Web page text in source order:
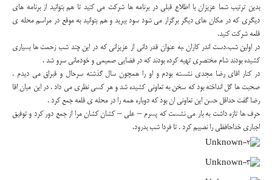
بدین ترتیب شما عزیزان با اطلاع قبلی در برنامه ها شرکت می کنید تا هم بتوانید از برنامه های
دیگری که در مکان های دیگر برگزار می شود سود ببرید و هم بتوانید به موقع در مراسم محله ی
قلعه شرکت کنید.
در اولین شب،دست اندر کاران ،به عنوان قدر دانی از عزیزانی که در این چند شب زحمت ها بسیاری
کشیده بودند شام مختصری تهیه کرده بودند که در فضایی صمیمی و خودمانی سرو شد .
در کنار اقای رضا مجدی نشسته بودم و او را همچون سال گذشته سرحال و قبراق می دیدم .
صحبت ها گل انداخته بود که سخن به تعاونی کشیده شد و هر کسی نظری می داد . در این میان اقا
رضا گفت حداقل حسن این تعاونی ان بود که دوباره همه را در محله ی قلعه جمع کرد .
حرف ها تازه داشت به بار می نشست که پسرم – علی – کشان کشان مرا از جمع دور کرد و توفیق
اجباری خداحافظی را نصیبم کرد . تا فردا شب بدرود.